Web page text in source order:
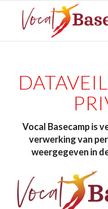
Vocal Basecamp is
verwerking van
weergegeven in